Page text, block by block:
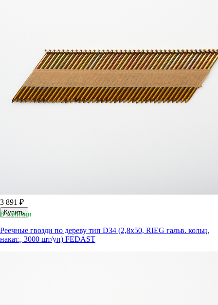
3 891 ₽
Купить
В наличии
Реечные гвозди по дереву тип D34 (2,8х50, RIEG гальв. кольц.
накат., 3000 шт/уп) FEDAST